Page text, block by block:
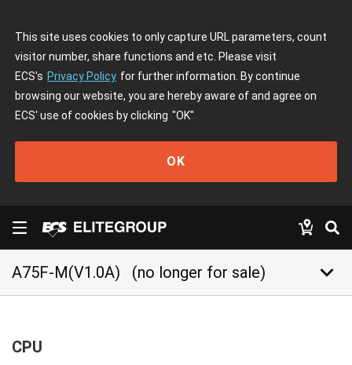
This site uses cookies to only capture URL parameters, count
visitor number, share functions and etc. Please visit
ECS's Privacy Policy for further information. By continue
browsing our website, you are hereby aware of and agree on
ECS' use of cookies by clicking "OK"
OK
A75F-M(V1.0A) (no longer for sale) keyboard_arrow_down
CPU